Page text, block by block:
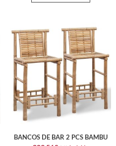
BANCOS DE BAR 2 PCS BAMBU